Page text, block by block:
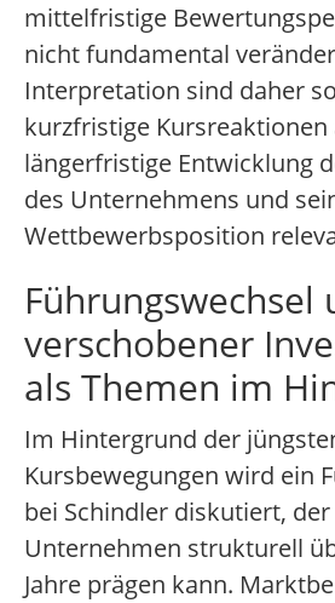
mittelfristige
nicht fundamental
Interpretation sind daher
kurzfristige Kursreaktionen
längerfristige Entwicklung
des Unternehmens und
Wettbewerbsposition
Führungswechsel
verschobener
als Themen im
Im Hintergrund der
Kursbewegungen wird ein
bei Schindler diskutiert, der
Unternehmen strukturell
Jahre prägen kann.